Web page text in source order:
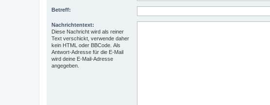
Betreff:
Nachrichtentext:
Diese Nachricht wird als reiner
Text verschickt, verwende daher
kein HTML oder BBCode. Als
Antwort-Adresse für die E-Mail
wird deine E-Mail-Adresse
angegeben.